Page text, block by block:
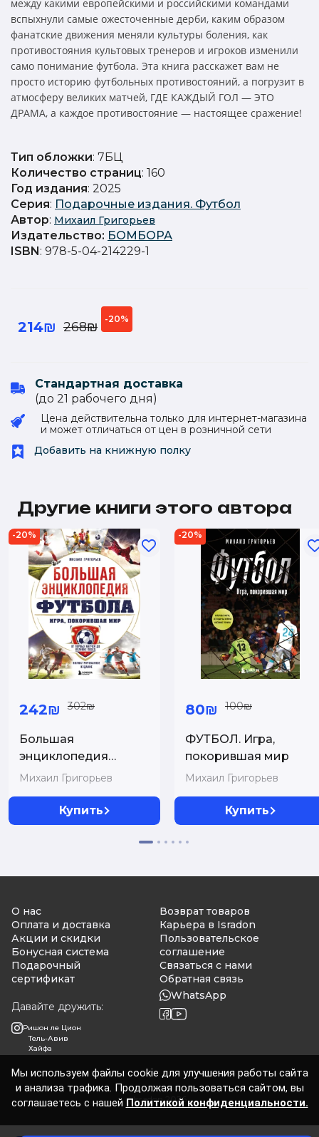
между какими европейскими и российскими командами
вспыхнули самые ожесточенные дерби, каким образом
фанатские движения меняли культуры боления, как
противостояния культовых тренеров и игроков изменили
само понимание футбола. Эта книга расскажет вам не
просто историю футбольных противостояний, а погрузит в
атмосферу великих матчей, ГДЕ КАЖДЫЙ ГОЛ — ЭТО
ДРАМА, а каждое противостояние — настоящее сражение!
Тип обложки: 7БЦ
Количество страниц: 160
Год издания: 2025
Серия: Подарочные издания. Футбол
Автор: Михаил Григорьев
Издательство: БОМБОРА
ISBN : 978-5-04-214229-1
214₪ 268₪
-20%
Стандартная доставка
(до 21 рабочего дня)
Цена действительна только для интернет-магазина
и может отличаться от цен в розничной сети
Добавить на книжную полку
Другие книги этого автора
-20%
242₪ 302₪
Большая
энциклопедия
футбола. Игра,
первых матчей до
великих побед
Михаил Григорьев
Купить
-20%
80₪ 100₪
ФУТБОЛ. Игра,
покорившая мир
Михаил Григорьев
Купить
О нас
Оплата и доставка
Акции и скидки
Бонусная система
Подарочный
сертификат
Давайте дружить:
Ришон ле Цион
Тель-Авив
Хайфа
Возврат товаров
Карьера в Isradon
Пользовательское
соглашение
Связаться с нами
Обратная связь
WhatsApp
Isradon 2026
Мы используем файлы cookie для улучшения работы сайта
и анализа трафика. Продолжая пользоваться сайтом, вы
соглашаетесь с нашей Политикой конфиденциальности.